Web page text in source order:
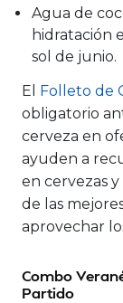
Agua de
hidratación
sol de junio.
El Folleto de
obligatorio
cerveza en
ayuden a
en cervezas
de las
aprovechar
Combo
Partido